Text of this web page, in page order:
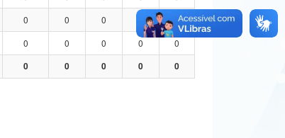
0 0 0
0
0 0 0 0
0
0 0 0 0 0